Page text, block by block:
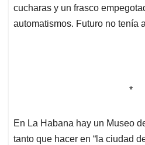
cucharas y un frasco
automatismos. Futuro no tenía
*
En La Habana hay un Museo
tanto que hacer en “la ciudad